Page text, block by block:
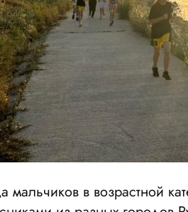
в возрастной